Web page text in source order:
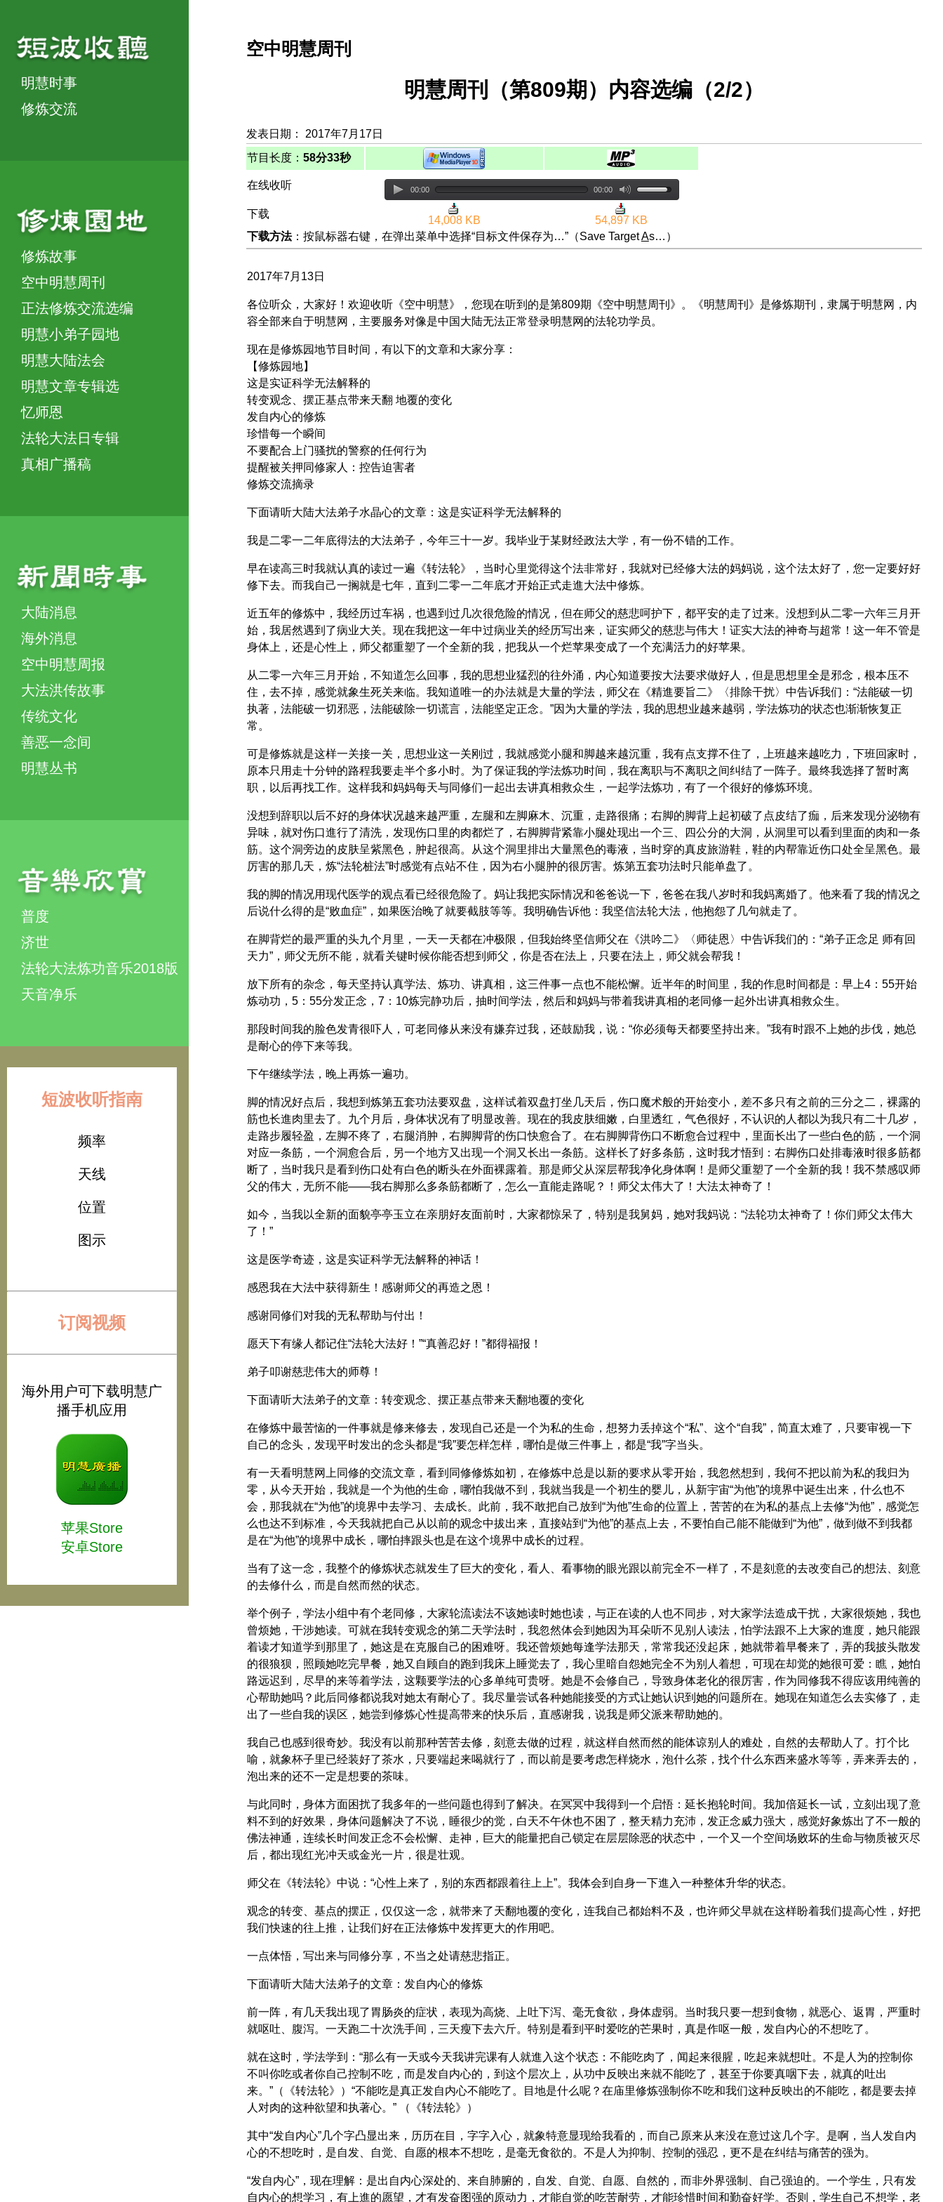
明慧时事
修炼交流
修炼故事
空中明慧周刊
正法修炼交流选编
明慧小弟子园地
明慧大陆法会
明慧文章专辑选
忆师恩
法轮大法日专辑
真相广播稿
大陆消息
海外消息
空中明慧周报
大法洪传故事
传统文化
善恶一念间
明慧丛书
普度
济世
法轮大法炼功音乐2018版
天音净乐
短波收听指南
频率
天线
位置
图示
订阅视频
海外用户可下载明慧广
播手机应用
苹果Store
安卓Store
空中明慧周刊
明慧周刊（第809期）内容选编（2/2）
发表日期： 2017年7月17日
节目长度： 58分33秒
在线收听 00:00 00:00
下载
14,008 KB
54,897 KB
下载方法：按鼠标器右键，在弹出菜单中选择“目标文件保存为…”（Save TargetAs…）
2017年7月13日
各位听众，大家好！欢迎收听《空中明慧》，您现在听到的是第809期《空中明慧周刊》。《明慧周刊》是修炼期刊，隶属于明慧网，内
容全部来自于明慧网，主要服务对像是中国大陆无法正常登录明慧网的法轮功学员。
现在是修炼园地节目时间，有以下的文章和大家分享：
【修炼园地】
这是实证科学无法解释的
转变观念、摆正基点带来天翻 地覆的变化
发自内心的修炼
珍惜每一个瞬间
不要配合上门骚扰的警察的任何行为
提醒被关押同修家人：控告迫害者
修炼交流摘录
下面请听大陆大法弟子水晶心的文章：这是实证科学无法解释的
我是二零一二年底得法的大法弟子，今年三十一岁。我毕业于某财经政法大学，有一份不错的工作。
早在读高三时我就认真的读过一遍《转法轮》，当时心里觉得这个法非常好，我就对已经修大法的妈妈说，这个法太好了，您一定要好好
修下去。而我自己一搁就是七年，直到二零一二年底才开始正式走進大法中修炼。
近五年的修炼中，我经历过车祸，也遇到过几次很危险的情况，但在师父的慈悲呵护下，都平安的走了过来。没想到从二零一六年三月开
始，我居然遇到了病业大关。现在我把这一年中过病业关的经历写出来，证实师父的慈悲与伟大！证实大法的神奇与超常！这一年不管是
身体上，还是心性上，师父都重塑了一个全新的我，把我从一个烂苹果变成了一个充满活力的好苹果。
从二零一六年三月开始，不知道怎么回事，我的思想业猛烈的往外涌，内心知道要按大法要求做好人，但是思想里全是邪念，根本压不
住，去不掉，感觉就象生死关来临。我知道唯一的办法就是大量的学法，师父在《精進要旨二》〈排除干扰〉中告诉我们：“法能破一切
执著，法能破一切邪恶，法能破除一切谎言，法能坚定正念。”因为大量的学法，我的思想业越来越弱，学法炼功的状态也渐渐恢复正
常。
可是修炼就是这样一关接一关，思想业这一关刚过，我就感觉小腿和脚越来越沉重，我有点支撑不住了，上班越来越吃力，下班回家时，
原本只用走十分钟的路程我要走半个多小时。为了保证我的学法炼功时间，我在离职与不离职之间纠结了一阵子。最终我选择了暂时离
职，以后再找工作。这样我和妈妈每天与同修们一起出去讲真相救众生，一起学法炼功，有了一个很好的修炼环境。
没想到辞职以后不好的身体状况越来越严重，左腿和左脚麻木、沉重，走路很痛；右脚的脚背上起初破了点皮结了痂，后来发现分泌物有
异味，就对伤口進行了清洗，发现伤口里的肉都烂了，右脚脚背紧靠小腿处现出一个三、四公分的大洞，从洞里可以看到里面的肉和一条
筋。这个洞旁边的皮肤呈紫黑色，肿起很高。从这个洞里排出大量黑色的毒液，当时穿的真皮旅游鞋，鞋的内帮靠近伤口处全呈黑色。最
厉害的那几天，炼“法轮桩法”时感觉有点站不住，因为右小腿肿的很厉害。炼第五套功法时只能单盘了。
我的脚的情况用现代医学的观点看已经很危险了。妈让我把实际情况和爸爸说一下，爸爸在我八岁时和我妈离婚了。他来看了我的情况之
后说什么得的是“败血症”，如果医治晚了就要截肢等等。我明确告诉他：我坚信法轮大法，他抱怨了几句就走了。
在脚背烂的最严重的头九个月里，一天一天都在冲极限，但我始终坚信师父在《洪吟二》〈师徒恩〉中告诉我们的：“弟子正念足 师有回
天力”，师父无所不能，就看关键时候你能否想到师父，你是否在法上，只要在法上，师父就会帮我！
放下所有的杂念，每天坚持认真学法、炼功、讲真相，这三件事一点也不能松懈。近半年的时间里，我的作息时间都是：早上4：55开始
炼动功，5：55分发正念，7：10炼完静功后，抽时间学法，然后和妈妈与带着我讲真相的老同修一起外出讲真相救众生。
那段时间我的脸色发青很吓人，可老同修从来没有嫌弃过我，还鼓励我，说：“你必须每天都要坚持出来。”我有时跟不上她的步伐，她总
是耐心的停下来等我。
下午继续学法，晚上再炼一遍功。
脚的情况好点后，我想到炼第五套功法要双盘，这样试着双盘打坐几天后，伤口魔术般的开始变小，差不多只有之前的三分之二，裸露的
筋也长進肉里去了。九个月后，身体状况有了明显改善。现在的我皮肤细嫩，白里透红，气色很好，不认识的人都以为我只有二十几岁，
走路步履轻盈，左脚不疼了，右腿消肿，右脚脚背的伤口快愈合了。在右脚脚背伤口不断愈合过程中，里面长出了一些白色的筋，一个洞
对应一条筋，一个洞愈合后，另一个地方又出现一个洞又长出一条筋。这样长了好多条筋，这时我才悟到：右脚伤口处排毒液时很多筋都
断了，当时我只是看到伤口处有白色的断头在外面裸露着。那是师父从深层帮我净化身体啊！是师父重塑了一个全新的我！我不禁感叹师
父的伟大，无所不能——我右脚那么多条筋都断了，怎么一直能走路呢？！师父太伟大了！大法太神奇了！
如今，当我以全新的面貌亭亭玉立在亲朋好友面前时，大家都惊呆了，特别是我舅妈，她对我妈说：“法轮功太神奇了！你们师父太伟大
了！”
这是医学奇迹，这是实证科学无法解释的神话！
感恩我在大法中获得新生！感谢师父的再造之恩！
感谢同修们对我的无私帮助与付出！
愿天下有缘人都记住“法轮大法好！”“真善忍好！”都得福报！
弟子叩谢慈悲伟大的师尊！
下面请听大法弟子的文章：转变观念、摆正基点带来天翻地覆的变化
在修炼中最苦恼的一件事就是修来修去，发现自己还是一个为私的生命，想努力丢掉这个“私”、这个“自我”，简直太难了，只要审视一下
自己的念头，发现平时发出的念头都是“我”要怎样怎样，哪怕是做三件事上，都是“我”字当头。
有一天看明慧网上同修的交流文章，看到同修修炼如初，在修炼中总是以新的要求从零开始，我忽然想到，我何不把以前为私的我归为
零，从今天开始，我就是一个为他的生命，哪怕我做不到，我就当我是一个初生的婴儿，从新宇宙“为他”的境界中诞生出来，什么也不
会，那我就在“为他”的境界中去学习、去成长。此前，我不敢把自己放到“为他”生命的位置上，苦苦的在为私的基点上去修“为他”，感觉怎
么也达不到标准，今天我就把自己从以前的观念中拔出来，直接站到“为他”的基点上去，不要怕自己能不能做到“为他”，做到做不到我都
是在“为他”的境界中成长，哪怕摔跟头也是在这个境界中成长的过程。
当有了这一念，我整个的修炼状态就发生了巨大的变化，看人、看事物的眼光跟以前完全不一样了，不是刻意的去改变自己的想法、刻意
的去修什么，而是自然而然的状态。
举个例子，学法小组中有个老同修，大家轮流读法不该她读时她也读，与正在读的人也不同步，对大家学法造成干扰，大家很烦她，我也
曾烦她，干涉她读。可就在我转变观念的第二天学法时，我忽然体会到她因为耳朵听不见别人读法，怕学法跟不上大家的進度，她只能跟
着读才知道学到那里了，她这是在克服自己的困难呀。我还曾烦她每逢学法那天，常常我还没起床，她就带着早餐来了，弄的我披头散发
的很狼狈，照顾她吃完早餐，她又自顾自的跑到我床上睡觉去了，我心里暗自怨她完全不为别人着想，可现在却觉的她很可爱：瞧，她怕
路远迟到，尽早的来等着学法，这颗要学法的心多单纯可贵呀。她是不会修自己，导致身体老化的很厉害，作为同修我不得应该用纯善的
心帮助她吗？此后同修都说我对她太有耐心了。我尽量尝试各种她能接受的方式让她认识到她的问题所在。她现在知道怎么去实修了，走
出了一些自我的误区，她尝到修炼心性提高带来的快乐后，直感谢我，说我是师父派来帮助她的。
我自己也感到很奇妙。我没有以前那种苦苦去修，刻意去做的过程，就这样自然而然的能体谅别人的难处，自然的去帮助人了。打个比
喻，就象杯子里已经装好了茶水，只要端起来喝就行了，而以前是要考虑怎样烧水，泡什么茶，找个什么东西来盛水等等，弄来弄去的，
泡出来的还不一定是想要的茶味。
与此同时，身体方面困扰了我多年的一些问题也得到了解决。在冥冥中我得到一个启悟：延长抱轮时间。我加倍延长一试，立刻出现了意
料不到的好效果，身体问题解决了不说，睡很少的觉，白天不午休也不困了，整天精力充沛，发正念威力强大，感觉好象炼出了不一般的
佛法神通，连续长时间发正念不会松懈、走神，巨大的能量把自己锁定在层层除恶的状态中，一个又一个空间场败坏的生命与物质被灭尽
后，都出现红光冲天或金光一片，很是壮观。
师父在《转法轮》中说：“心性上来了，别的东西都跟着往上上”。我体会到自身一下進入一种整体升华的状态。
观念的转变、基点的摆正，仅仅这一念，就带来了天翻地覆的变化，连我自己都始料不及，也许师父早就在这样盼着我们提高心性，好把
我们快速的往上推，让我们好在正法修炼中发挥更大的作用吧。
一点体悟，写出来与同修分享，不当之处请慈悲指正。
下面请听大陆大法弟子的文章：发自内心的修炼
前一阵，有几天我出现了胃肠炎的症状，表现为高烧、上吐下泻、毫无食欲，身体虚弱。当时我只要一想到食物，就恶心、返胃，严重时
就呕吐、腹泻。一天跑二十次洗手间，三天瘦下去六斤。特别是看到平时爱吃的芒果时，真是作呕一般，发自内心的不想吃了。
就在这时，学法学到：“那么有一天或今天我讲完课有人就進入这个状态：不能吃肉了，闻起来很腥，吃起来就想吐。不是人为的控制你
不叫你吃或者你自己控制不吃，而是发自内心的，到这个层次上，从功中反映出来就不能吃了，甚至于你要真咽下去，就真的吐出
来。”（《转法轮》）“不能吃是真正发自内心不能吃了。目地是什么呢？在庙里修炼强制你不吃和我们这种反映出的不能吃，都是要去掉
人对肉的这种欲望和执著心。” （《转法轮》）
其中“发自内心”几个字凸显出来，历历在目，字字入心，就象特意显现给我看的，而自己原来从来没在意过这几个字。是啊，当人发自内
心的不想吃时，是自发、自觉、自愿的根本不想吃，是毫无食欲的。不是人为抑制、控制的强忍，更不是在纠结与痛苦的强为。
“发自内心”，现在理解：是出自内心深处的、来自肺腑的，自发、自觉、自愿、自然的，而非外界强制、自己强迫的。一个学生，只有发
自内心的想学习，有上進的愿望，才有发奋图强的原动力，才能自觉的吃苦耐劳，才能珍惜时间和勤奋好学。否则，学生自己不想学，老